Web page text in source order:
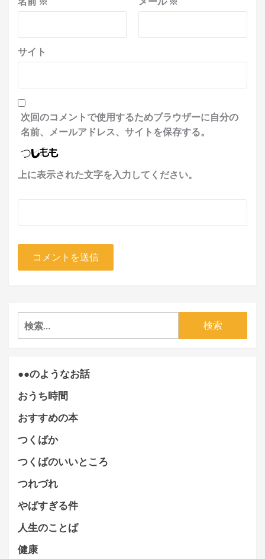
サイト
次回のコメントで使用するためブラウザーに自分の
名前、メールアドレス、サイトを保存する。
上に表示された文字を入力してください。
検
索:
●●のようなお話
おうち時間
おすすめの本
つくばか
つくばのいいところ
つれづれ
やばすぎる件
人生のことば
健康